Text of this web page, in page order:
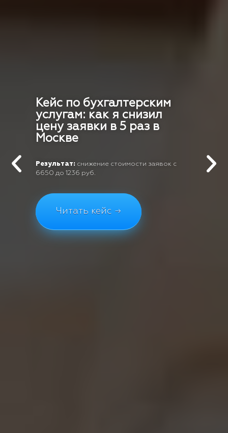
Кейс по бухгалтерским
услугам: как я снизил
цену заявки в 5 раз в
Москве
Результат: снижение стоимости заявок с
6650 до 1236 руб.
Читать кейс →